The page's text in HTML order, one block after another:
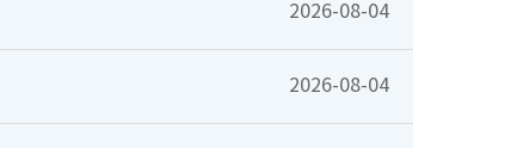
2026-08-04
2026-08-04